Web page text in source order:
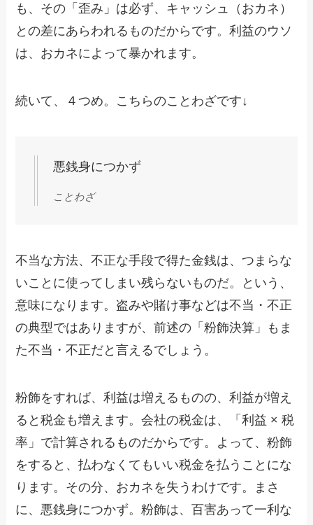
も、その「歪み」は必ず、キャッシュ（おカネ）
との差にあらわれるものだからです。利益のウソ
は、おカネによって暴かれます。
続いて、４つめ。こちらのことわざです↓
悪銭身につかず
ことわざ
不当な方法、不正な手段で得た金銭は、つまらな
いことに使ってしまい残らないものだ。という、
意味になります。盗みや賭け事などは不当・不正
の典型ではありますが、前述の「粉飾決算」もま
た不当・不正だと言えるでしょう。
粉飾をすれば、利益は増えるものの、利益が増え
ると税金も増えます。会社の税金は、「利益 × 税
率」で計算されるものだからです。よって、粉飾
をすると、払わなくてもいい税金を払うことにな
ります。その分、おカネを失うわけです。まさ
に、悪銭身につかず。粉飾は、百害あって一利な